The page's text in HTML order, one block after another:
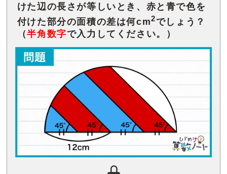
けた辺の長さが等しいとき、赤と青で色を
付けた部分の面積の差は何cm2でしょう？
（半角数字で入力してください。）